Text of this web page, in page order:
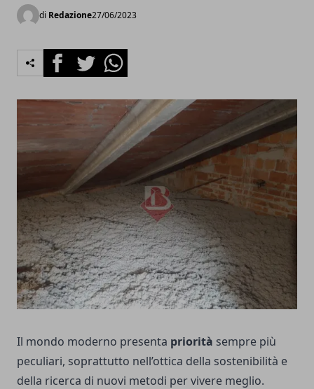
di Redazione27/06/2023
FacebookTwitterWhatsapp
Il mondo moderno presenta priorità sempre più
peculiari, soprattutto nell’ottica della sostenibilità e
della ricerca di nuovi metodi per vivere meglio.